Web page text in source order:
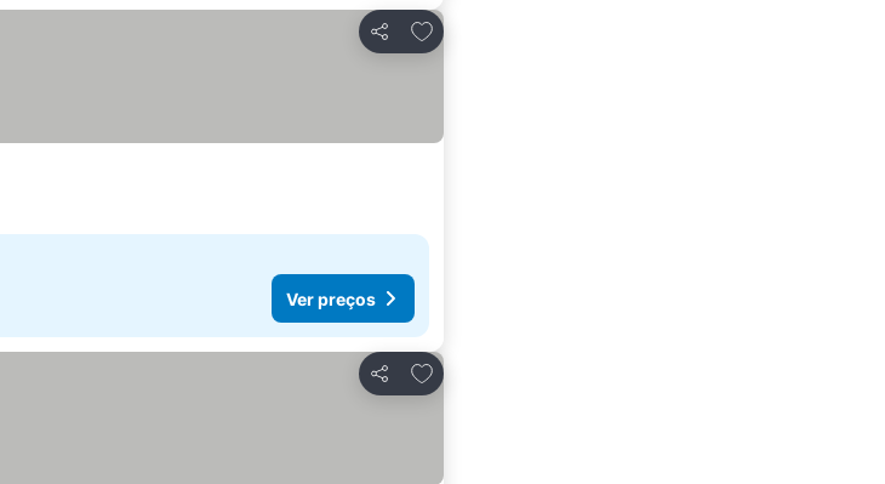
Partilhar
Adicionar aos favoritos
Ver preços
Partilhar
Adicionar aos favoritos